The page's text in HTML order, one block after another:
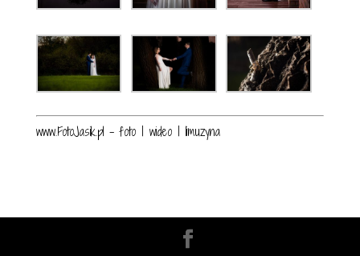
www.FotoJasik.pl – foto | wideo | limuzyna